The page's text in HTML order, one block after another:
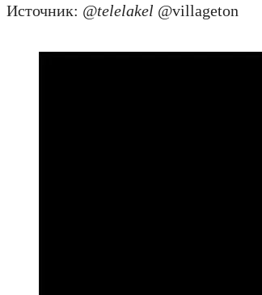
Источник: @telelakel @villageton